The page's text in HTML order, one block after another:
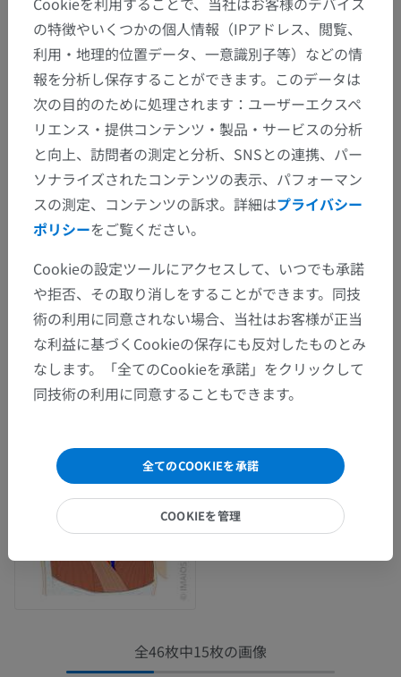
全46枚中15枚の画像
の特徴やいくつかの個人情報（IPアドレス、閲覧、
利用・地理的位置データ、一意識別子等）などの情
報を分析し保存することができます。このデータは
次の目的のために処理されます：ユーザーエクスペ
リエンス・提供コンテンツ・製品・サービスの分析
と向上、訪問者の測定と分析、SNSとの連携、パー
ソナライズされたコンテンツの表示、パフォーマン
スの測定、コンテンツの訴求。詳細はプライバシー
ポリシーをご覧ください。
Cookieの設定ツールにアクセスして、いつでも承諾
や拒否、その取り消しをすることができます。同技
術の利用に同意されない場合、当社はお客様が正当
な利益に基づくCookieの保存にも反対したものとみ
なします。「全てのCookieを承諾」をクリックして
同技術の利用に同意することもできます。
全てのCOOKIEを承諾
COOKIEを管理